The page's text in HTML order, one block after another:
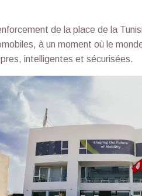
de la place de la
à un moment où le
intelligentes et sécurisées.